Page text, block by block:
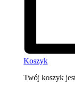
Koszyk
Twój koszyk